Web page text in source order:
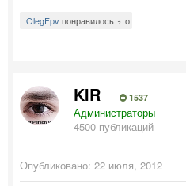
OlegFpvпонравилось это
KIR 1537
Администраторы
4500 публикаций
Опубликовано: 22 июля, 2012